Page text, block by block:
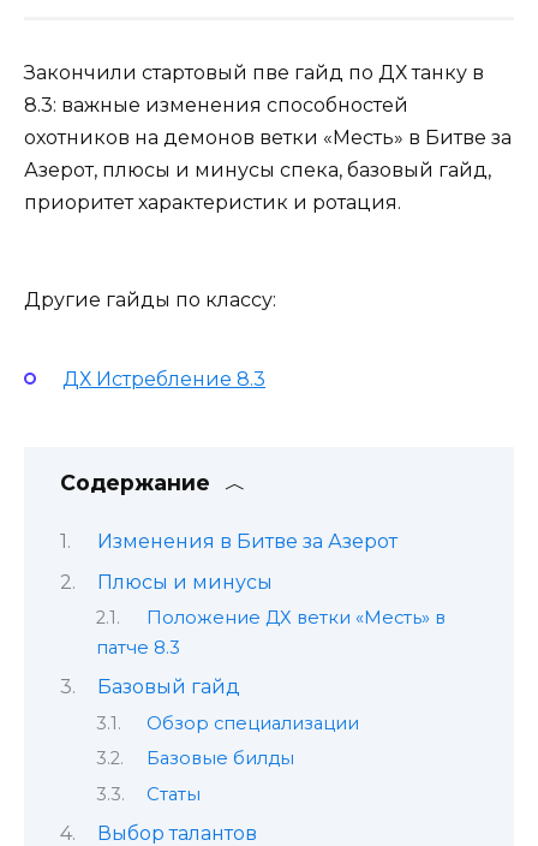
Закончили стартовый пве гайд по ДХ танку в
8.3: важные изменения способностей
охотников на демонов ветки «Месть» в Битве за
Азерот, плюсы и минусы спека, базовый гайд,
приоритет характеристик и ротация.
Другие гайды по классу:
ДХ Истребление 8.3
Содержание
Изменения в Битве за Азерот
Плюсы и минусы
Положение ДХ ветки «Месть» в
патче 8.3
Базовый гайд
Обзор специализации
Базовые билды
Статы
Выбор талантов